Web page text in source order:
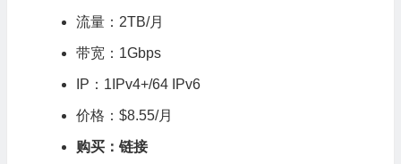
流量：2TB/月
带宽：1Gbps
IP：1IPv4+/64 IPv6
价格：$8.55/月
购买： 链接